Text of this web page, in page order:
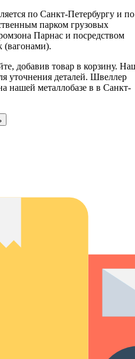
по Санкт-Петербургу и по
парком грузовых
Парнас и посредством
(вагонами).
добавив товар в корзину.
уточнения деталей. Швеллер
нашей металлобазе в в Санкт-